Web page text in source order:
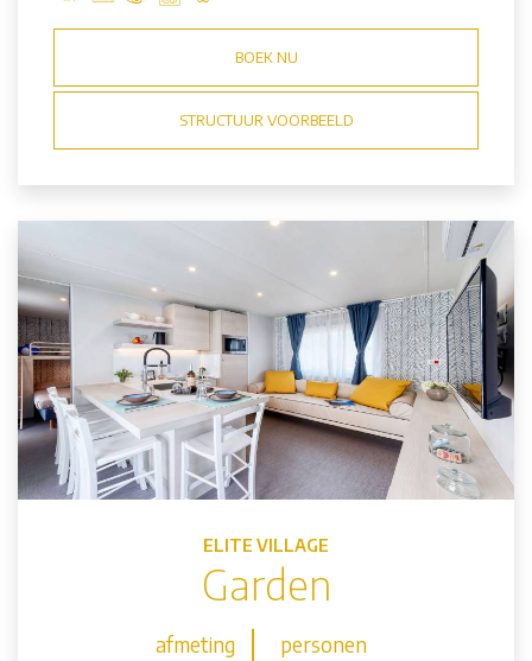
BOEK NU
STRUCTUUR VOORBEELD
ELITE VILLAGE
Garden
afmeting personen